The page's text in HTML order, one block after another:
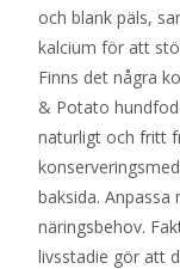
och blank päls,
kalcium för att
Finns det några
& Potato
naturligt och fritt
baksida.
näringsbehov.
livsstadie gör att